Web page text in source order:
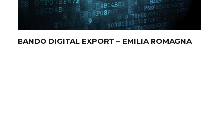
BANDO DIGITAL EXPORT – EMILIA ROMAGNA